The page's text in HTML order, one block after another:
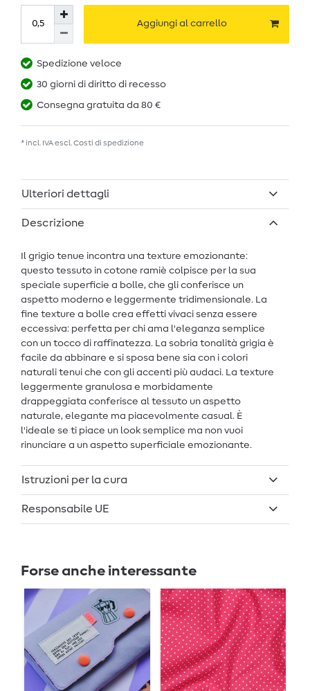
Aggiungi al carrello
Spedizione veloce
30 giorni di diritto di recesso
Consegna gratuita da 80 €
* incl. IVA escl. Costi di spedizione
Ulteriori dettagli
Descrizione
Il grigio tenue incontra una texture emozionante:
questo tessuto in cotone ramiè colpisce per la sua
speciale superficie a bolle, che gli conferisce un
aspetto moderno e leggermente tridimensionale. La
fine texture a bolle crea effetti vivaci senza essere
eccessiva: perfetta per chi ama l'eleganza semplice
con un tocco di raffinatezza. La sobria tonalità grigia è
facile da abbinare e si sposa bene sia con i colori
naturali tenui che con gli accenti più audaci. La texture
leggermente granulosa e morbidamente
drappeggiata conferisce al tessuto un aspetto
naturale, elegante ma piacevolmente casual. È
l'ideale se ti piace un look semplice ma non vuoi
rinunciare a un aspetto superficiale emozionante.
Istruzioni per la cura
Responsabile UE
Forse anche interessante